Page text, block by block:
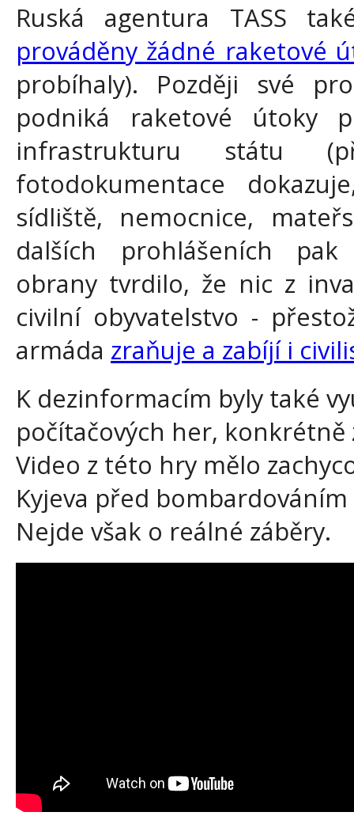
Ruská agentura TASS
prováděny žádné raketové
probíhaly). Později své
podniká raketové útoky
infrastrukturu státu
fotodokumentace
sídliště, nemocnice,
dalších prohlášeních
obrany tvrdilo, že nic z
civilní obyvatelstvo -
armáda zraňuje a zabíjí i
K dezinformacím byly také
počítačových her,
Video z této hry mělo
Kyjeva před
Nejde však o reálné záběry.